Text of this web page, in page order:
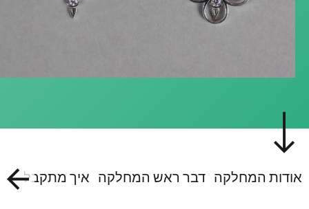
אודות המחלקה דבר ראש המחלקה איך מתקבלים